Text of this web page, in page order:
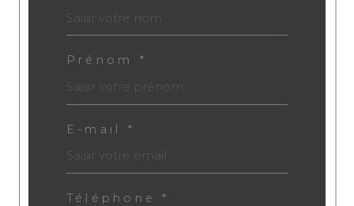
Prénom *
E-mail *
Téléphone *